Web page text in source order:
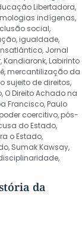
Libertadora,
indígenas,
social,
,igualdade,
, Jornal
,Kandiaronk,Labirinto
,mercantilização da
sujeito de direitos,
, O Direito Achado na
Francisco,Paulo
coercitivo,pós-
do Estado,
o Estado,
, Sumak Kawsay,
,
da